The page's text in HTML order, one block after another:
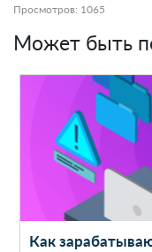
Просмотров: 1065
Может быть
Как